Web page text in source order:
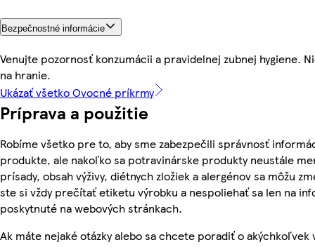
Bezpečnostné informácie
Venujte pozornosť konzumácii a pravidelnej zubnej hygiene.
na hranie.
Ukázať všetko Ovocné príkrmy
Príprava a použitie
Robíme všetko pre to, aby sme zabezpečili správnosť
produkte, ale nakoľko sa potravinárske produkty neustále
prísady, obsah výživy, diétnych zložiek a alergénov sa môžu
ste si vždy prečítať etiketu výrobku a nespoliehať sa len na
poskytnuté na webových stránkach.
Ak máte nejaké otázky alebo sa chcete poradiť o akýchkoľvek